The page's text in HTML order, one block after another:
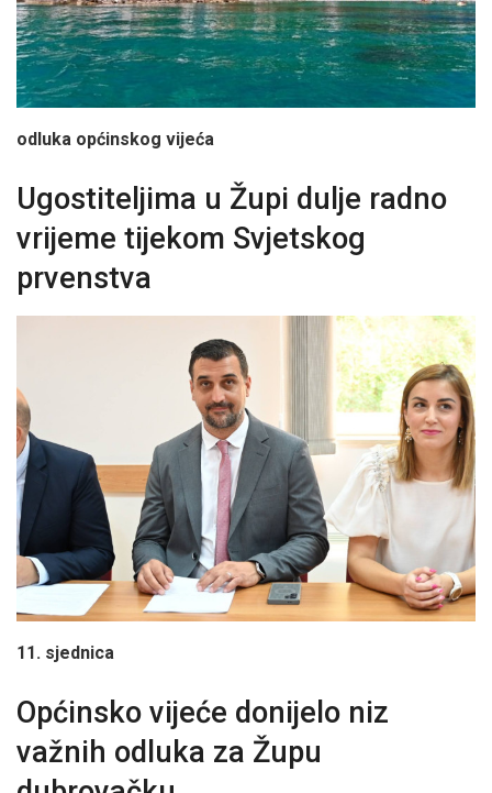
odluka općinskog vijeća
Ugostiteljima u Župi dulje radno
vrijeme tijekom Svjetskog
prvenstva
11. sjednica
Općinsko vijeće donijelo niz
važnih odluka za Župu